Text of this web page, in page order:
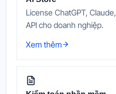
License ChatGPT,
API cho doanh nghiệp.
Xem thêm